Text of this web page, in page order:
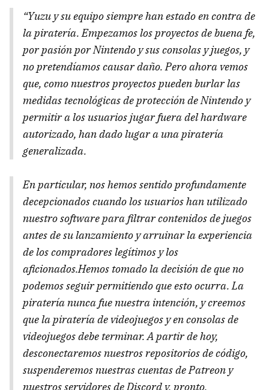
“Yuzu y su equipo siempre han estado en contra de
la piratería. Empezamos los proyectos de buena fe,
por pasión por Nintendo y sus consolas y juegos, y
no pretendíamos causar daño. Pero ahora vemos
que, como nuestros proyectos pueden burlar las
medidas tecnológicas de protección de Nintendo y
permitir a los usuarios jugar fuera del hardware
autorizado, han dado lugar a una piratería
generalizada.
En particular, nos hemos sentido profundamente
decepcionados cuando los usuarios han utilizado
nuestro software para filtrar contenidos de juegos
antes de su lanzamiento y arruinar la experiencia
de los compradores legítimos y los
aficionados.Hemos tomado la decisión de que no
podemos seguir permitiendo que esto ocurra. La
piratería nunca fue nuestra intención, y creemos
que la piratería de videojuegos y en consolas de
videojuegos debe terminar. A partir de hoy,
desconectaremos nuestros repositorios de código,
suspenderemos nuestras cuentas de Patreon y
nuestros servidores de Discord y, pronto,